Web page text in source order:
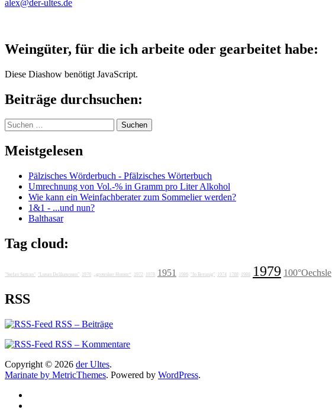
alex@der-ultes.de
Weingüter, für die ich arbeite oder gearbeitet habe:
Diese Diashow benötigt JavaScript.
Beiträge durchsuchen:
Suchen
nach:
Meistgelesen
Pälzisches Wörderbuch - Pfälzisches Wörterbuch
Umrechnung von Vol.-% in Gramm pro Liter Alkohol
Wie kann ein Weinfachberater zum Sommelier werden?
1&1 - ...und nun?
Balthasar
Tag cloud:
"Stefan Sattran" "Lunas Delikatessen" 1976 „grotesker Humor“ 1972 1978 1951 1986 "Jo Breunig" 1974 1788 1988 1979 100°Oechsle
RSS
RSS – Beiträge
RSS – Kommentare
Copyright © 2026 der Ultes.
Marinate by MetricThemes. Powered by WordPress.